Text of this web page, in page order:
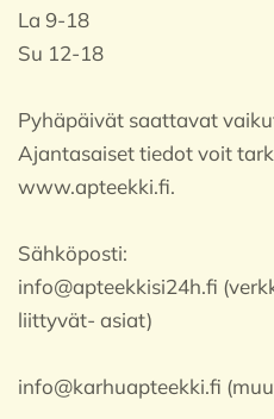
La 9-18
Su 12-18
Pyhäpäivät saattavat
Ajantasaiset tiedot voit
www.apteekki.fi.
Sähköposti:
info@apteekkisi24h.fi
liittyvät- asiat)
info@karhuapteekki.fi